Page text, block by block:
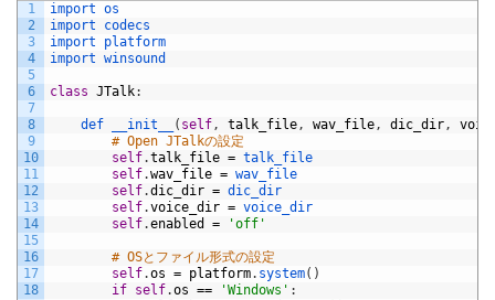
1
2
3
4
5
6
7
8
9
10
11
12
13
14
15
16
17
18
import os
import codecs
import platform
import winsound
class JTalk:
def __init__ ( self, talk_file, wav_file, dic_dir,
# Open JTalkの設定
self.talk_file = talk_file
self.wav_file = wav_file
self.dic_dir = dic_dir
self.voice_dir = voice_dir
self.enabled = 'off'
# OSとファイル形式の設定
self.os = platform. system( )
if self.os == 'Windows' :